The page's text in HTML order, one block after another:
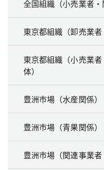
全国組織（小売業者・
東京都組織（卸売業者
東京都組織（小売業
体）
豊洲市場（水産関係）
豊洲市場（青果関係）
豊洲市場（関連事業者